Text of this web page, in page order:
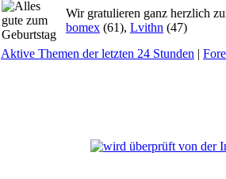
Wir gratulieren ganz herzlich
bomex (61), Lvithn (47)
Aktive Themen der letzten 24 Stunden |